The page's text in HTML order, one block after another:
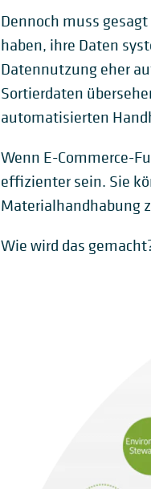
Dennoch muss
haben, ihre Daten
Datennutzung eher
Sortierdaten
automatisierten
Wenn E-Commerce-
effizienter sein. Sie
Materialhandhabung
Wie wird das